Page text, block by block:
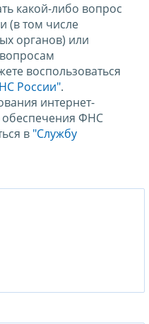
какой-либо вопрос
(в том числе
органов) или
воспользоваться
России".
интернет-
обеспечения ФНС
в "Службу